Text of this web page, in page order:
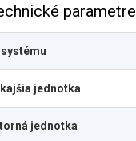
parametre
systému
jednotka
jednotka